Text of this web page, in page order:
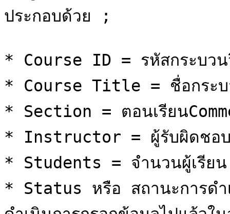
ประกอบด้วย ;
* Course ID = รหัสกระบวน
* Course Title = ชื่อกระบว
* Section = ตอนเรียน
* Instructor = ผู้รับผิดชอบต
* Students = จำนวนผู้เรียน
* Status หรือ สถานะการดำ